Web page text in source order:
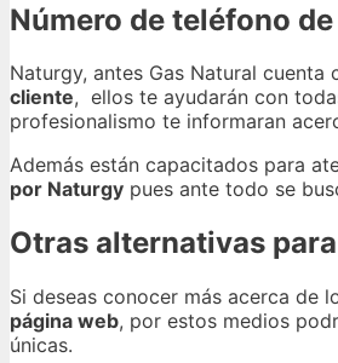
Número de teléfono
Naturgy, antes Gas Natural
cliente, ellos te ayudarán con
profesionalismo te informaran
Además están capacitados para
por Naturgy pues ante todo se
Otras alternativas
Si deseas conocer más acerca de
página web, por estos medios
únicas.